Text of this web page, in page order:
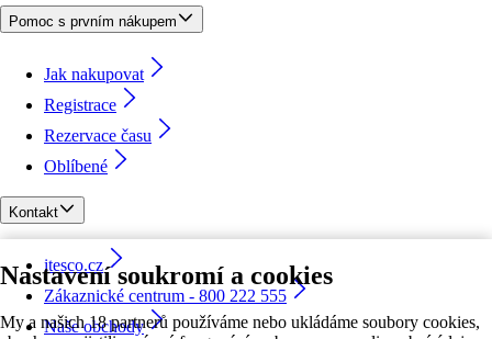
Nastavení soukromí a cookies
My a našich 18 partnerů používáme nebo ukládáme soubory cookies,
Pomoc s prvním nákupem
Jak nakupovat
Registrace
Rezervace času
Oblíbené
Kontakt
itesco.cz
Zákaznické centrum - 800 222 555
Naše obchody